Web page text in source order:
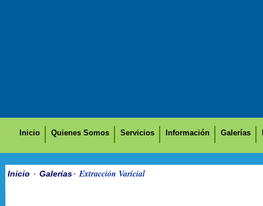
Inicio Quienes Somos Servicios Información Galerías
Inicio Galerías Extracción Varicial